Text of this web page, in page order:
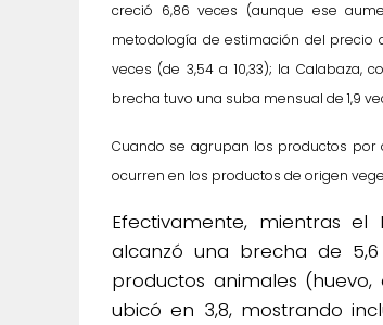
creció 6,86 veces (aunque ese
metodología de estimación del precio
veces (de 3,54 a 10,33); la Calabaza,
brecha tuvo una suba mensual de 1,9
Cuando se agrupan los productos
ocurren en los productos de origen
Efectivamente, mientras
alcanzó una brecha de
productos animales
ubicó en 3,8, mostrando